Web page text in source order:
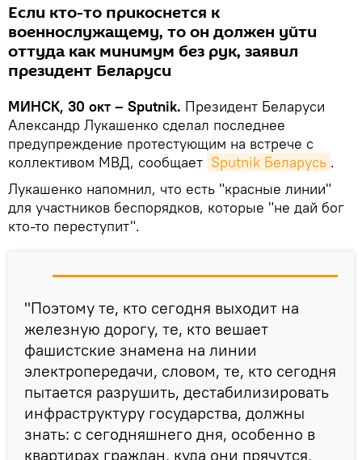
Если кто-то прикоснется к
военнослужащему, то он должен уйти
оттуда как минимум без рук, заявил
президент Беларуси
МИНСК, 30 окт – Sputnik. Президент Беларуси
Александр Лукашенко сделал последнее
предупреждение протестующим на встрече с
коллективом МВД, сообщает Sputnik Беларусь .
Лукашенко напомнил, что есть "красные линии"
для участников беспорядков, которые "не дай бог
кто-то переступит".
"Поэтому те, кто сегодня выходит на
железную дорогу, те, кто вешает
фашистские знамена на линии
электропередачи, словом, те, кто сегодня
пытается разрушить, дестабилизировать
инфраструктуру государства, должны
знать: с сегодняшнего дня, особенно в
квартирах граждан, куда они прячутся,